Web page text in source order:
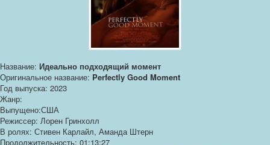
Название: Идеально подходящий момент
Оригинальное название: Perfectly Good Moment
Год выпуска: 2023
Жанр:
Выпущено:США
Режиссер: Лорен Гринхолл
В ролях: Стивен Карлайл, Аманда Штерн
Продолжительность: 01:13:27